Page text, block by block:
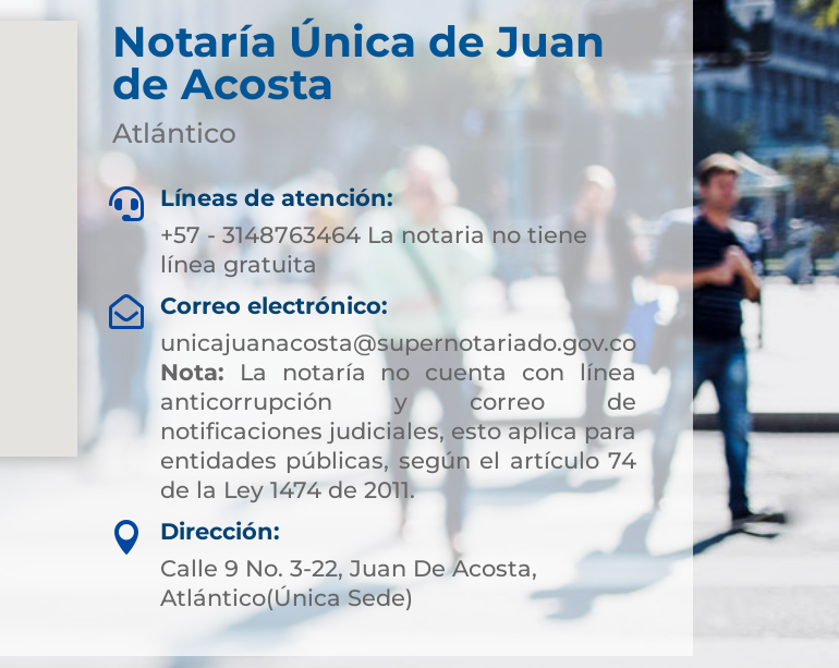
Notaría Única de Juan
de Acosta
Atlántico
 Líneas de atención:
+57 - 3148763464 La notaria no tiene
línea gratuita

Correo electrónico:
unicajuanacosta@supernotariado.gov.co
Nota: La notaría no cuenta con línea
anticorrupción y correo de
notificaciones judiciales, esto aplica para
entidades públicas, según el artículo 74
de la Ley 1474 de 2011.

Dirección:
Calle 9 No. 3-22, Juan De Acosta,
Atlántico(Única Sede)